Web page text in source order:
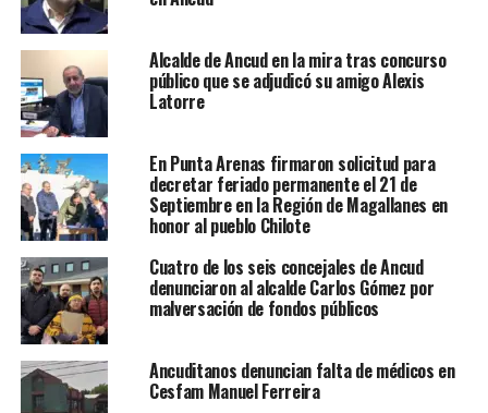
Alcalde de Ancud en la mira tras concurso
público que se adjudicó su amigo Alexis
Latorre
En Punta Arenas firmaron solicitud para
decretar feriado permanente el 21 de
Septiembre en la Región de Magallanes en
honor al pueblo Chilote
Cuatro de los seis concejales de Ancud
denunciaron al alcalde Carlos Gómez por
malversación de fondos públicos
Ancuditanos denuncian falta de médicos en
Cesfam Manuel Ferreira